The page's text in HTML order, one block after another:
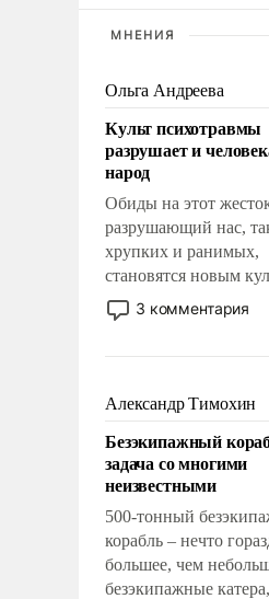
МНЕНИЯ
Ольга Андреева
Культ психотравмы
разрушает и
народ
Обиды на этот
разрушающий нас,
хрупких и ранимых,
становятся новым
постепенно вытесняя
отменяя традиционное
мужественным и
ударами судьбы,
ответственность,
слабым, идти вперед
адаптироваться.
3 комментария
Александр Тимохин
Безэкипажный
задача со многими
неизвестными
500-тонный
корабль – нечто
большее, чем
безэкипажные катера,